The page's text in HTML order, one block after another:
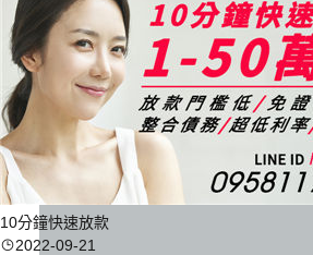
10分鐘快速放款
2022-09-21